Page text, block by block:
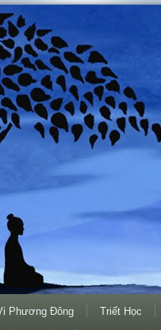
Phương Đông Triết Học